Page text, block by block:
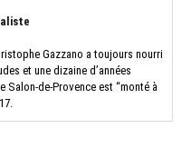
Gazzano a toujours nourri
et une dizaine d’années
Salon-de-Provence est “monté à